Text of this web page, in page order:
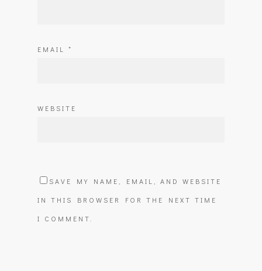
EMAIL *
WEBSITE
SAVE MY NAME, EMAIL, AND WEBSITE
IN THIS BROWSER FOR THE NEXT TIME
I COMMENT.